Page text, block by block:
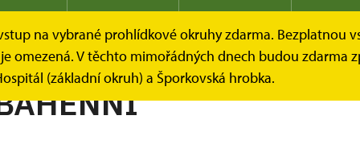
na vybrané prohlídkové okruhy zdarma. Bezplatnou
omezená. V těchto mimořádných dnech budou zdarma
(základní okruh) a Šporkovská hrobka.
Kukský herbář - aneb co u nás roste... MEČÍK